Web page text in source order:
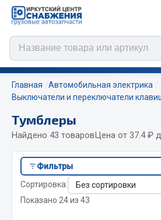
Цепи противоскольжения
ЦЕПИ РОССИЯ
ЦЕПИ BOHU (Китай)
Изготовление цепей на колеса BOHU
QITONG
Главная
Автомобильная электрика
Выключатели и переключатели
Тумблеры
Найдено 43 товаровЦена от 37.4 ₽
Фильтры
Сортировка:
Показано 24 из 43